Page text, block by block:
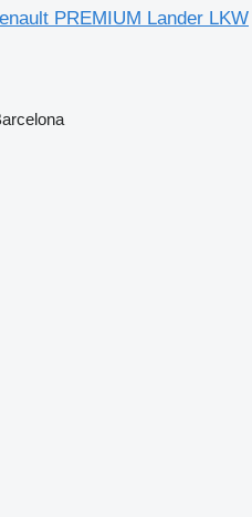
PREMIUM Lander LKW